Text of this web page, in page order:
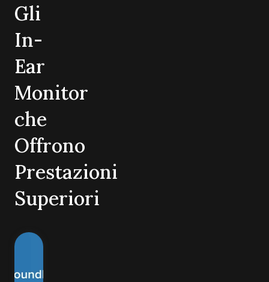
Gli
In-
Ear
Monitor
che
Offrono
Prestazioni
Superiori